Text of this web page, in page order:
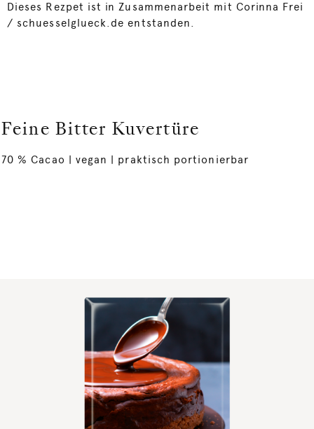
Dieses Rezpet ist in Zusammenarbeit mit Corinna Frei
/ schuesselglueck.de entstanden.
Feine Bitter Kuvertüre
70 % Cacao | vegan | praktisch portionierbar